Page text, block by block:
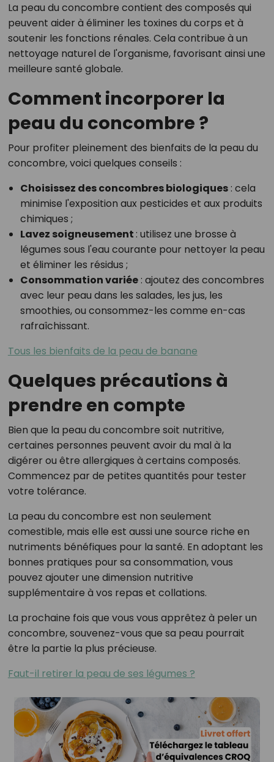
La peau du concombre contient des composés qui
peuvent aider à éliminer les toxines du corps et à
soutenir les fonctions rénales. Cela contribue à un
nettoyage naturel de l'organisme, favorisant ainsi une
meilleure santé globale.
Comment incorporer la
peau du concombre ?
Pour profiter pleinement des bienfaits de la peau du
concombre, voici quelques conseils :
Choisissez des concombres biologiques: cela
minimise l'exposition aux pesticides et aux produits
chimiques ;
Lavez soigneusement : utilisez une brosse à
légumes sous l'eau courante pour nettoyer la peau
et éliminer les résidus ;
Consommation variée: ajoutez des concombres
avec leur peau dans les salades, les jus, les
smoothies, ou consommez-les comme en-cas
rafraîchissant.
Tous les bienfaits de la peau de banane
Quelques précautions à
prendre en compte
Bien que la peau du concombre soit nutritive,
certaines personnes peuvent avoir du mal à la
digérer ou être allergiques à certains composés.
Commencez par de petites quantités pour tester
votre tolérance.
La peau du concombre est non seulement
comestible, mais elle est aussi une source riche en
nutriments bénéfiques pour la santé. En adoptant les
bonnes pratiques pour sa consommation, vous
pouvez ajouter une dimension nutritive
supplémentaire à vos repas et collations.
La prochaine fois que vous vous apprêtez à peler un
concombre, souvenez-vous que sa peau pourrait
être la partie la plus précieuse.
Faut-il retirer la peau de ses légumes ?